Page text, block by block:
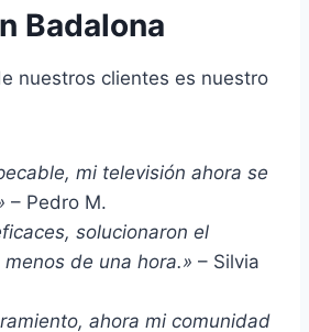
Badalona
nuestros clientes es nuestro
mi televisión ahora se
– Pedro M.
solucionaron el
de una hora.» – Silvia
ahora mi comunidad